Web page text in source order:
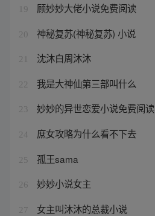
19 顾妙妙大佬小说免费阅读
20 神秘复苏(神秘复苏) 小说
21 沈沐白周沐沐
22 我是大神仙第三部叫什么
23 妙妙的异世恋爱小说免费阅读
24 庶女攻略为什么看不下去
25 孤王sama
26 妙妙小说女主
27 女主叫沐沐的总裁小说